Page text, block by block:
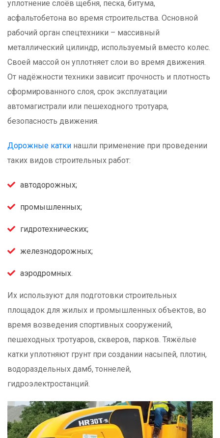
уплотнение слоёв щебня, песка, битума,
асфальтобетона во время строительства. Основной
рабочий орган спецтехники – массивный
металлический цилиндр, используемый вместо колес.
Своей массой он уплотняет слои во время движения.
От надёжности техники зависит прочность и плотность
сформированного слоя, срок эксплуатации
автомагистрали или пешеходного тротуара,
безопасность движения.
Дорожные катки нашли применение при проведении
таких видов строительных работ:
автодорожных;
промышленных;
гидротехнических;
железнодорожных;
аэродромных.
Их используют для подготовки строительных
площадок для жилых и промышленных объектов, во
время возведения спортивных сооружений,
пешеходных тротуаров, скверов, парков. Тяжёлые
катки уплотняют грунт при создании насыпей, плотин,
водораздельных дамб, тоннелей,
гидроэлектростанций.